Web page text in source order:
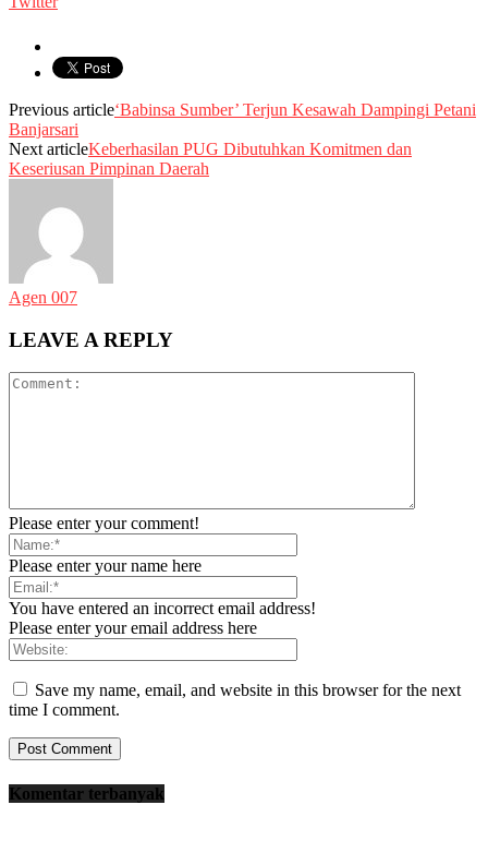
Previous article‘Babinsa Sumber’ Terjun Kesawah Dampingi Petani
Banjarsari
Next articleKeberhasilan PUG Dibutuhkan Komitmen dan
Keseriusan Pimpinan Daerah
Agen 007
LEAVE A REPLY
Please enter your comment!
Please enter your name here
You have entered an incorrect email address!
Please enter your email address here
Save my name, email, and website in this browser for the next
time I comment.
Komentar terbanyak